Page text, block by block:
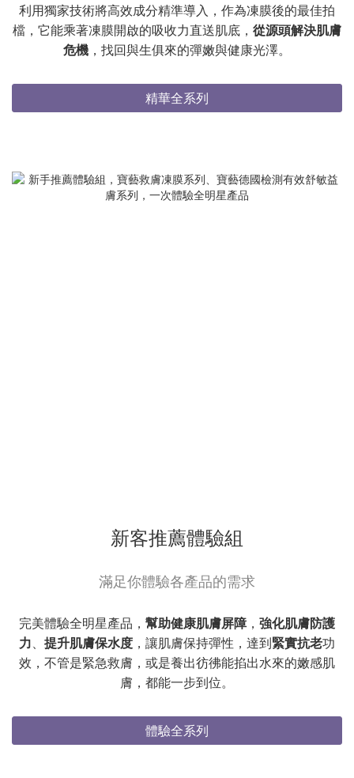
利用獨家技術將高效成分精準導入，作為凍膜後的最佳拍
檔，它能乘著凍膜開啟的吸收力直送肌底， 從源頭解決肌膚
危機 ，找回與生俱來的彈嫩與健康光澤。
精華全系列
新客推薦體驗組
滿足你體驗各產品的需求
完美體驗全明星產品， 幫助健康肌膚屏障 ， 強化肌膚防護
力、 提升肌膚保水度 ，讓肌膚保持彈性，達到緊實抗老功
效，不管是緊急救膚，或是養出彷彿能掐出水來的嫩感肌
膚，都能一步到位。
體驗全系列